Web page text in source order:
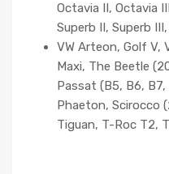
Octavia II, Octavia
Superb II, Superb
VW Arteon, Golf V,
Maxi, The Beetle
Passat (B5, B6,
Phaeton, Scirocco
Tiguan, T-Roc T2,